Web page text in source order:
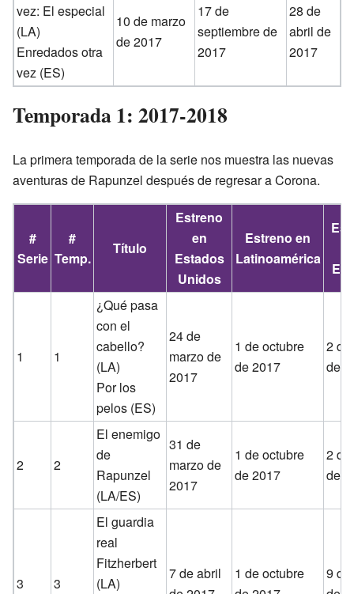
vez: El especial
(LA)
Enredados otra
vez (ES)
10 de marzo
de 2017
17 de
septiembre de
2017
28 de
abril de
2017
Temporada 1: 2017-2018
La primera temporada de la serie nos muestra las nuevas
aventuras de Rapunzel después de regresar a Corona.
#
Serie
#
Temp.
Título
Estreno
en
Estados
Unidos
Estreno en
Latinoamérica
1 1
¿Qué pasa
con el
cabello?
(LA)
Por los
pelos (ES)
24 de
marzo de
2017
1 de octubre
de 2017
2
de
2 2
El enemigo
de
Rapunzel
(LA/ES)
31 de
marzo de
2017
1 de octubre
de 2017
2
de
3 3
El guardia
real
Fitzherbert
(LA)
7 de abril
1 de octubre
9